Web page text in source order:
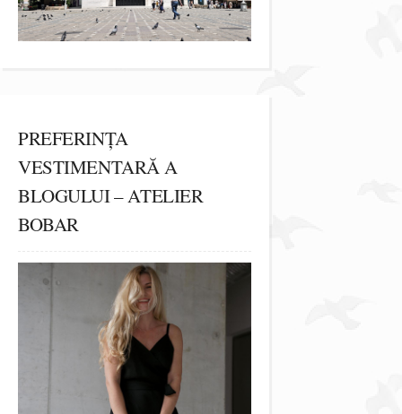
PREFERINȚA
VESTIMENTARĂ A
BLOGULUI – ATELIER
BOBAR